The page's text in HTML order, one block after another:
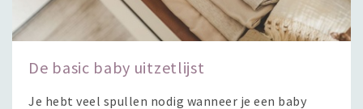
De basic baby uitzetlijst
Je hebt veel spullen nodig wanneer je een baby